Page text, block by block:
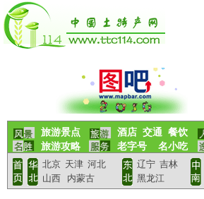
旅游景点 酒店 交通 餐饮
旅游攻略
老字号 名小吃
北京 天津 河北 辽宁 吉林
山西
内蒙古 黑龙江